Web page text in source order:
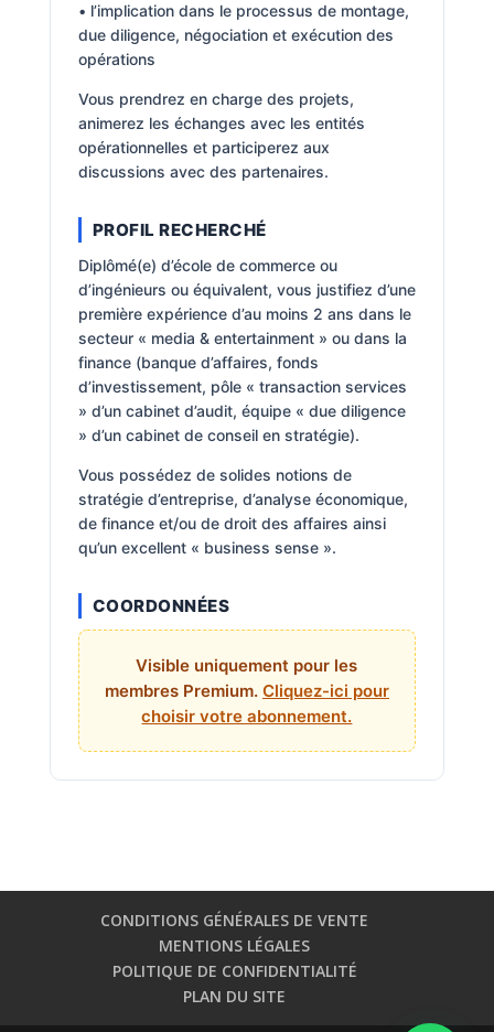
• l’implication dans le processus de montage,
due diligence, négociation et exécution des
opérations
Vous prendrez en charge des projets,
animerez les échanges avec les entités
opérationnelles et participerez aux
discussions avec des partenaires.
PROFIL RECHERCHÉ
Diplômé(e) d’école de commerce ou
d’ingénieurs ou équivalent, vous justifiez d’une
première expérience d’au moins 2 ans dans le
secteur « media & entertainment » ou dans la
finance (banque d’affaires, fonds
d’investissement, pôle « transaction services
» d’un cabinet d’audit, équipe « due diligence
» d’un cabinet de conseil en stratégie).
Vous possédez de solides notions de
stratégie d’entreprise, d’analyse économique,
de finance et/ou de droit des affaires ainsi
qu’un excellent « business sense ».
COORDONNÉES
Visible uniquement pour les
membres Premium. Cliquez-ici pour
choisir votre abonnement.
CONDITIONS GÉNÉRALES DE VENTE
MENTIONS LÉGALES
POLITIQUE DE CONFIDENTIALITÉ
PLAN DU SITE